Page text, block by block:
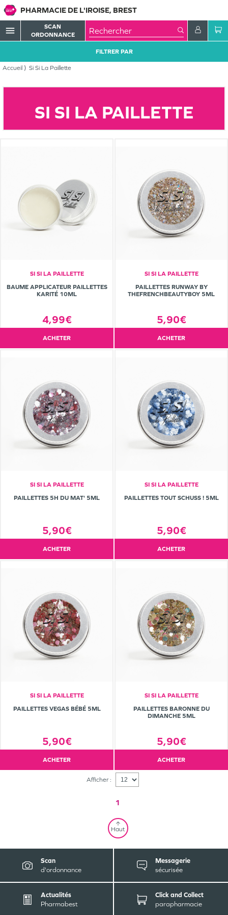
PHARMACIE DE L'IROISE, BREST
menu
SCAN
ORDONNANCE
Accueil Si Si La Paillette
FILTRER PAR
SI SI LA PAILLETTE
SI SI LA PAILLETTE
BAUME APPLICATEUR PAILLETTES
KARITÉ 10ML
4,99€
ACHETER
SI SI LA PAILLETTE
PAILLETTES RUNWAY BY
THEFRENCHBEAUTYBOY 5ML
5,90€
ACHETER
SI SI LA PAILLETTE
PAILLETTES 5H DU MAT' 5ML
5,90€
ACHETER
SI SI LA PAILLETTE
PAILLETTES TOUT SCHUSS ! 5ML
5,90€
ACHETER
SI SI LA PAILLETTE
PAILLETTES VEGAS BÉBÉ 5ML
5,90€
ACHETER
SI SI LA PAILLETTE
PAILLETTES BARONNE DU
DIMANCHE 5ML
5,90€
ACHETER
Afficher :
1
Haut
Scan
d'ordonnance
Messagerie
sécurisée
Actualités
Pharmabest
Click and Collect
parapharmacie